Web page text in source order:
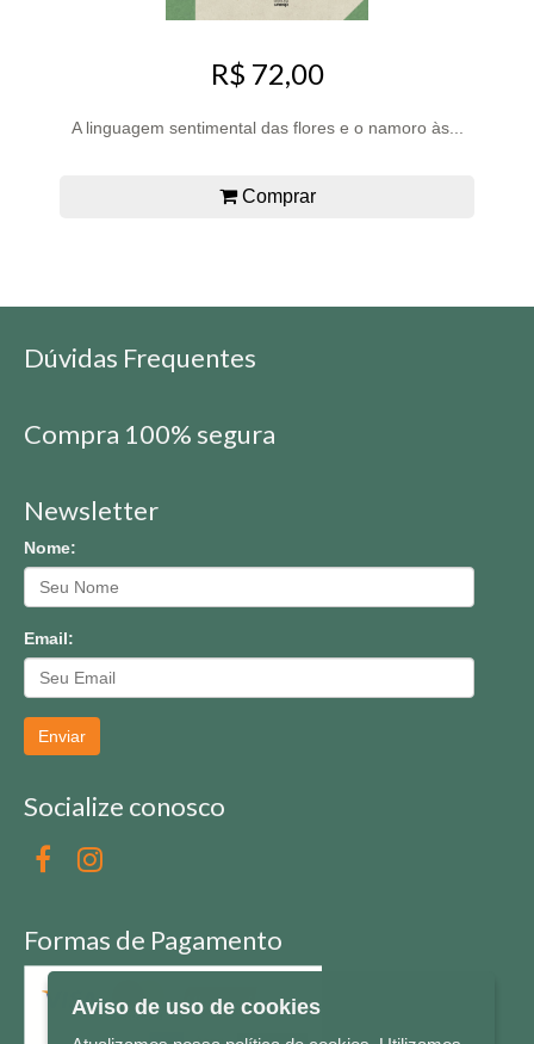
R$ 72,00
A linguagem sentimental das flores e o namoro às...
Comprar
Dúvidas Frequentes
Compra 100% segura
Newsletter
Nome:
Email:
Enviar
Socialize conosco
Formas de Pagamento
Aviso de uso de cookies